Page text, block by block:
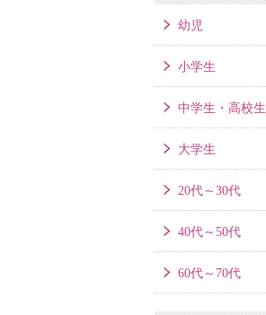
幼児
小学生
中学生・高校生
大学生
20代～30代
40代～50代
60代～70代